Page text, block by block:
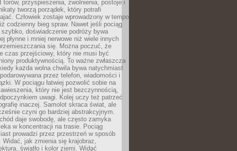
torów, przyspieszenia, zwolnienia, postoje i
tworzą porządek, który potrafi
Człowiek zostaje wprowadzony w tempo
codzienny bieg spraw. Nawet jeśli pociąg
szybko, doświadczenie podróży bywa
płynne i mniej nerwowe niż wiele innych
się. Można poczuć, że
czas przejściowy, który nie musi być
produktywnością. To ważne zwłaszcza
każda wolna chwila bywa natychmiast
przez telefon, wiadomości i
W pociągu łatwiej pozwolić sobie na
który nie jest bezczynnością,
uwagi. Kolej uczy też patrzeć
inaczej. Samolot skraca świat, ale
czyni go bardziej abstrakcyjnym.
daje swobodę, ale często zamyka
w koncentracji na trasie. Pociąg
prowadzi przez przestrzeń w sposób
Widać, jak zmienia się krajobraz,
światło i kolor ziemi. Widać